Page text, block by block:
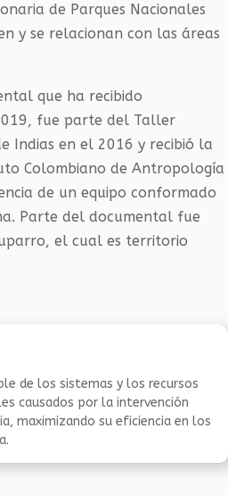
de Parques Nacionales
y se relacionan con las áreas
que ha recibido
fue parte del Taller
Indias en el 2016 y recibió la
Colombiano de Antropología
de un equipo conformado
Parte del documental fue
el cual es territorio
de los sistemas y los recursos
causados por la intervención
maximizando su eficiencia en los